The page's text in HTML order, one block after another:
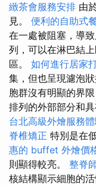
緻茶會服務安排 由
見。 便利的自助式
在一處被阻塞，導
列，可以在淋巴結
區。 如何進行居家
集，但也呈現濾泡狀
胞群沒有明顯的界
排列的外部部分和
台北高級外燴服務
脊椎矯正 特別是在
惠的 buffet 外燴價
則顯得較亮。 整脊
核結構顯示細胞的活